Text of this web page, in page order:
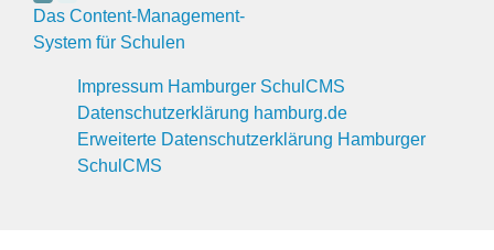
Das Content-Management-
System für Schulen
Impressum Hamburger SchulCMS
Datenschutzerklärung hamburg.de
Erweiterte Datenschutzerklärung Hamburger
SchulCMS